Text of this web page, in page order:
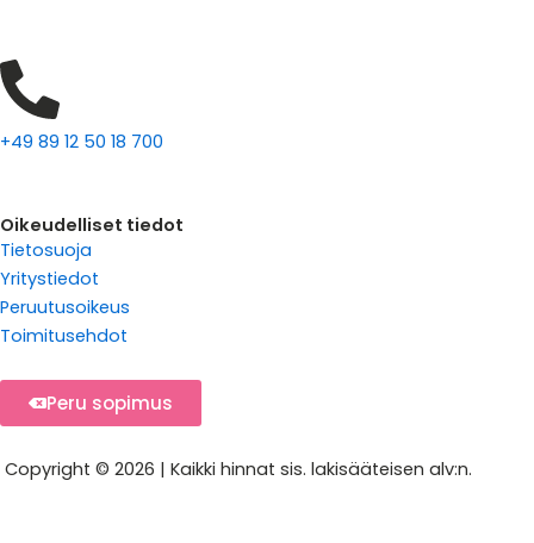
+49 89 12 50 18 700
Oikeudelliset tiedot
Tietosuoja
Yritystiedot
Peruutusoikeus
Toimitusehdot
Peru sopimus
Copyright © 2026 | Kaikki hinnat sis. lakisääteisen alv:n.